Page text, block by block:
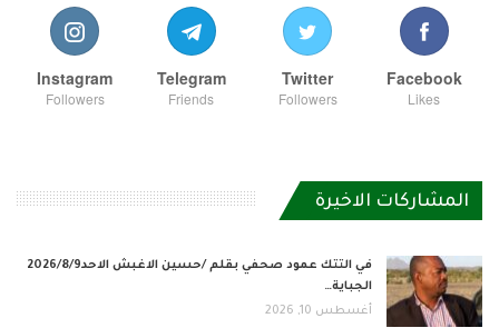
Facebook
Likes
Twitter
Followers
Telegram
Friends
Instagram
Followers
المشاركات الاخيرة
في التتك عمود صحفي بقلم /حسين الاغبش الاحد2026/8/9
الجباية…
أغسطس 10, 2026